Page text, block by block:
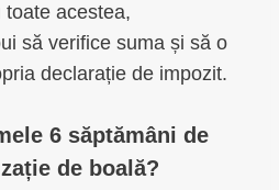
acestea,
să verifice suma și să o
declarație de impozit.
6 săptămâni de
de boală?